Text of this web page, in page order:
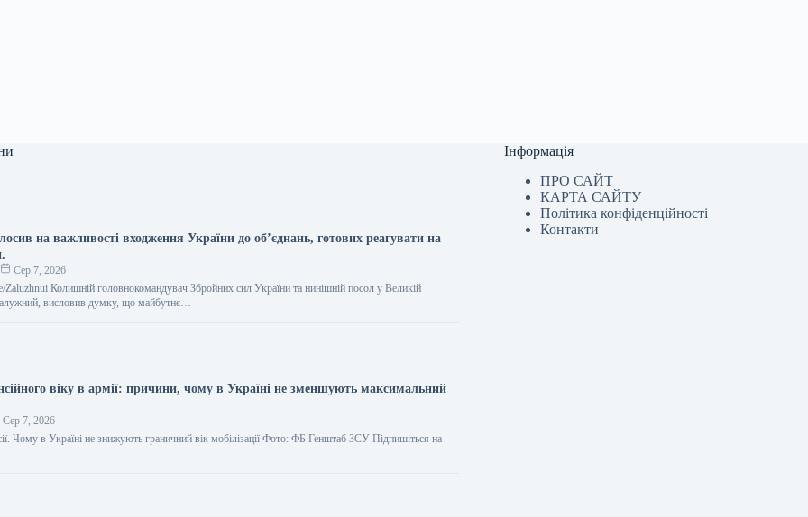
на важливості входження України до об’єднань, готових реагувати на
Сер 7, 2026
Колишній головнокомандувач Збройних сил України та нинішній посол у Великій
висловив думку, що майбутнє…
віку в армії: причини, чому в Україні не зменшують максимальний
Сер 7, 2026
Чому в Україні не знижують граничний вік мобілізації Фото: ФБ Генштаб ЗСУ Підпишіться на
Інформація
ПРО САЙТ
КАРТА САЙТУ
Політика конфіденційності
Контакти